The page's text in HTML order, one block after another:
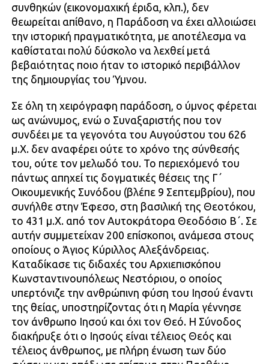
συνθηκών (εικονομαχική έριδα, κλπ.), δεν
θεωρείται απίθανο, η Παράδοση να έχει αλλοιώσει
την ιστορική πραγματικότητα, με αποτέλεσμα να
καθίσταται πολύ δύσκολο να λεχθεί μετά
βεβαιότητας ποιο ήταν το ιστορικό περιβάλλον
της δημιουργίας του Ύμνου.
Σε όλη τη χειρόγραφη παράδοση, ο ύμνος φέρεται
ως ανώνυμος, ενώ ο Συναξαριστής που τον
συνδέει με τα γεγονότα του Αυγούστου του 626
μ.Χ. δεν αναφέρει ούτε το χρόνο της σύνθεσής
του, ούτε τον μελωδό του. Το περιεχόμενό του
πάντως απηχεί τις δογματικές θέσεις της Γ΄
Οικουμενικής Συνόδου (βλέπε 9 Σεπτεμβρίου), που
συνήλθε στην Έφεσο, στη βασιλική της Θεοτόκου,
το 431 μ.Χ. από τον Αυτοκράτορα Θεοδόσιο Β΄. Σε
αυτήν συμμετείχαν 200 επίσκοποι, ανάμεσα στους
οποίους ο Άγιος Κύριλλος Αλεξάνδρειας.
Καταδίκασε τις διδαχές του Αρχιεπισκόπου
Κωνσταντινουπόλεως Νεστόριου, ο οποίος
υπερτόνιζε την ανθρώπινη φύση του Ιησού έναντι
της θείας, υποστηρίζοντας ότι η Μαρία γέννησε
τον άνθρωπο Ιησού και όχι τον Θεό. Η Σύνοδος
διακήρυξε ότι ο Ιησούς είναι τέλειος Θεός και
τέλειος άνθρωπος, με πλήρη ένωση των δύο